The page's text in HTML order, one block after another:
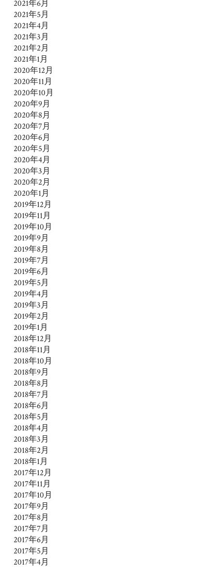
2021年6月
2021年5月
2021年4月
2021年3月
2021年2月
2021年1月
2020年12月
2020年11月
2020年10月
2020年9月
2020年8月
2020年7月
2020年6月
2020年5月
2020年4月
2020年3月
2020年2月
2020年1月
2019年12月
2019年11月
2019年10月
2019年9月
2019年8月
2019年7月
2019年6月
2019年5月
2019年4月
2019年3月
2019年2月
2019年1月
2018年12月
2018年11月
2018年10月
2018年9月
2018年8月
2018年7月
2018年6月
2018年5月
2018年4月
2018年3月
2018年2月
2018年1月
2017年12月
2017年11月
2017年10月
2017年9月
2017年8月
2017年7月
2017年6月
2017年5月
2017年4月